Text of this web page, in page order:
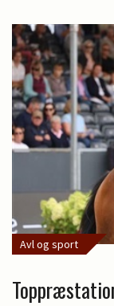
Avl og sport